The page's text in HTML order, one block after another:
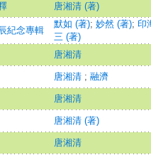
唐湘清 (著)
紀念專輯
默如 (著); 妙然 (著); 印
三 (著)
唐湘清
唐湘清 ; 融濟
唐湘清
唐湘清 (著)
唐湘清